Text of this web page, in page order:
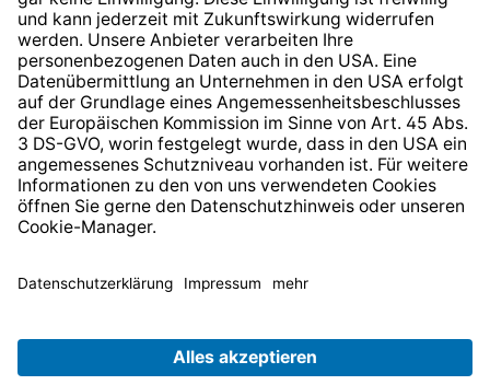
* Alle Preise inkl. gesetzl. Mehrwertsteuer zzgl.
anders angegeben.
© 2026 TechniSat Digital GmbH